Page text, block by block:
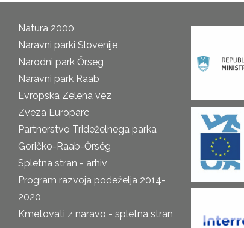
Natura 2000
Naravni parki Slovenije
Narodni park Őrseg
Naravni park Raab
Evropska Zelena vez
Zveza Europarc
Partnerstvo Trideželnega parka
Goričko-Raab-Őrség
Spletna stran - arhiv
Program razvoja podeželja 2014-
2020
Kmetovati z naravo - spletna stran